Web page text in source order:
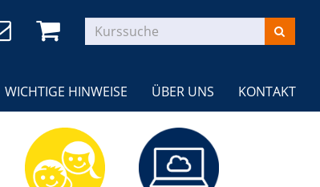
WICHTIGE HINWEISE ÜBER UNS KONTAKT